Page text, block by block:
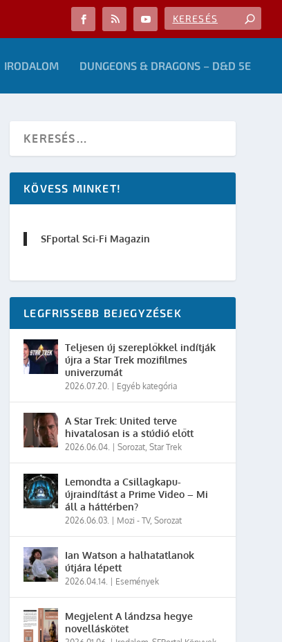
IRODALOM DUNGEONS & DRAGONS – D&D 5E
KÖVESS MINKET!
SFportal Sci-Fi Magazin
LEGFRISSEBB BEJEGYZÉSEK
Teljesen új szereplőkkel indítják
újra a Star Trek mozifilmes
univerzumát
2026.07.20. Egyéb kategória
A Star Trek: United terve
hivatalosan is a stúdió előtt
2026.06.04. |Sorozat,Star Trek
Lemondta a Csillagkapu-
újraindítást a Prime Video – Mi
áll a háttérben?
2026.06.03. Mozi - TV,Sorozat
Ian Watson a halhatatlanok
útjára lépett
2026.04.14. Események
Megjelent A lándzsa hegye
novelláskötet